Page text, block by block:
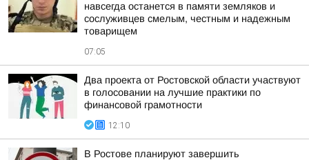
навсегда останется в памяти земляков и
сослуживцев смелым, честным и надежным
товарищем
07:05
Два проекта от Ростовской области участвуют
в голосовании на лучшие практики по
финансовой грамотности
12:10
В Ростове планируют завершить